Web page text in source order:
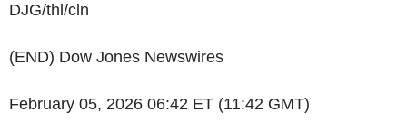
DJG/thl/cln
(END) Dow Jones Newswires
February 05, 2026 06:42 ET (11:42 GMT)